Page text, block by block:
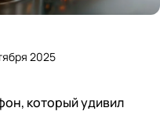
2025
который удивил